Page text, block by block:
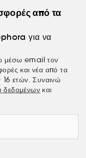
από τα
για να
μέσω email τον
και νέα από τα
ετών. Συναινώ
δεδομένων και